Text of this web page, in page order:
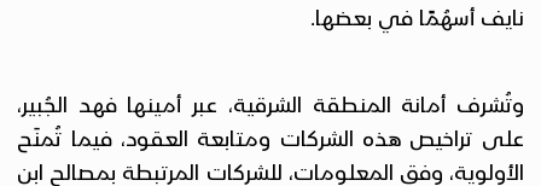
نايف أسهُمًا في بعضها.
وتُشرف أمانة المنطقة الشرقية، عبر أمينها فهد الجُبير،
على تراخيص هذه الشركات ومتابعة العقود، فيما تُمنَح
الأولوية، وفق المعلومات، للشركات المرتبطة بمصالح ابن